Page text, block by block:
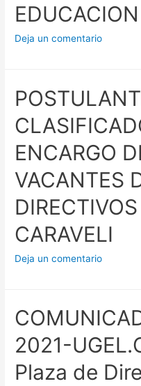
EDUCACION
Deja un comentario
ENCARGO
VACANTES
CARAVELI
Deja un comentario
2021-
Plaza de